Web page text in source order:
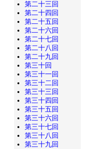
第二十三回
第二十四回
第二十五回
第二十六回
第二十七回
第二十八回
第二十九回
第三十回
第三十一回
第三十二回
第三十三回
第三十四回
第三十五回
第三十六回
第三十七回
第三十八回
第三十九回